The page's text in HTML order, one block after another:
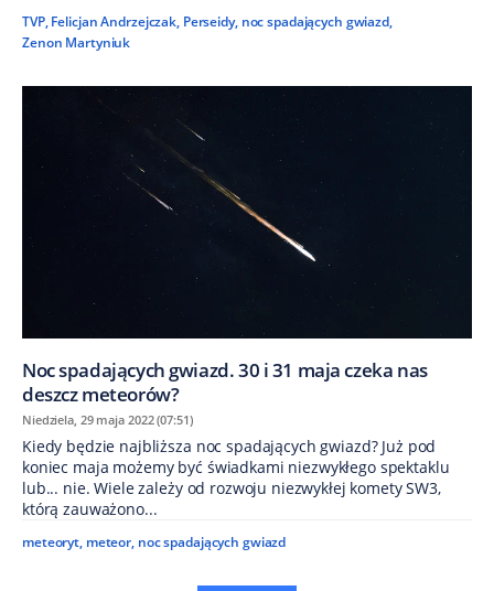
TVP, Felicjan Andrzejczak, Perseidy, noc spadających gwiazd,
Zenon Martyniuk
Noc spadających gwiazd. 30 i 31 maja czeka nas
deszcz meteorów?
Niedziela, 29 maja 2022 (07:51)
Kiedy będzie najbliższa noc spadających gwiazd? Już pod
koniec maja możemy być świadkami niezwykłego spektaklu
lub... nie. Wiele zależy od rozwoju niezwykłej komety SW3,
którą zauważono...
meteoryt, meteor, noc spadających gwiazd